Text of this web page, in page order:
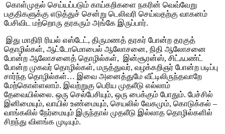
கொள்முதல் செய்யப்படும் காய்கறிகளை நகரின் வெவ்வேறு
பகுதிகளுக்கு எடுத்துச் சென்று டெலிவரி செய்வதற்கு வாகனம்
பேசிவிட
மற்றொரு தரகரும் அங்கே இருப்பார்.
இது மாதிரி ரியல் எஸ்டேட் , திருமணத் தரகர் போன்ற தரகுத்
தொழில்கள், ஆட்டோமொபைல் ஆலோசனை, நிதி ஆலோசனை
போன்ற ஆலோசனைத் தொழில்கள், இன்சூரன்ஸ், சிட்ஃபண்ட்
போன்ற முகவர் தொழில்கள், மருத்துவர், வழக்கறிஞர் போன்ற படிப்பு
சார்ந்த தொழில்கள்… இவை அனைத்துமே வீட்டிலிருந்தவாறே
மேற்கொள்ளலாம். இவற்றுகு பெரிய முதலீடு எல்லாம்
தேவையில்லை. ஒரு செல்பேசியும், ஒரு பைக்கும் போதும். பேச்சில்
இனிமையும், வாயில் உண்மையும், செயலில் வேகமும், கொடுக்கல் –
வாங்கலில் நேர்மையும் இருந்தால் முதலீடு இல்லாத தொழில்களில்
சிறந்து விளங்க முடியும்.